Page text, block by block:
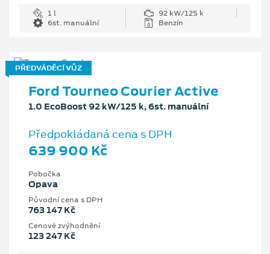
1 l
92 kW/125 k
6st. manuální
Benzín
PŘEDVÁDĚCÍ VŮZ
Ford Tourneo Courier Active
1.0 EcoBoost 92 kW/125 k, 6st. manuální
Předpokládaná cena s DPH
639 900 Kč
Pobočka
Opava
Původní cena s DPH
763 147 Kč
Cenové zvýhodnění
123 247 Kč